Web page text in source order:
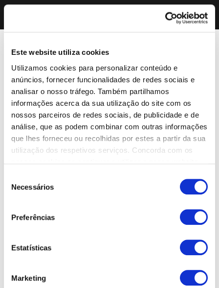
Este website utiliza cookies
Utilizamos cookies para personalizar conteúdo e
anúncios, fornecer funcionalidades de redes sociais e
analisar o nosso tráfego. Também partilhamos
informações acerca da sua utilização do site com os
nossos parceiros de redes sociais, de publicidade e de
análise, que as podem combinar com outras informações
que lhes forneceu ou recolhidas por estes a partir da sua
utilização dos respetivos serviços. Concorda com os
Necessários
Preferências
Estatísticas
Marketing